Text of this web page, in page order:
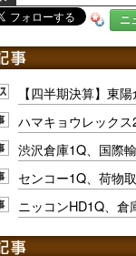
ニ
【四半期決算】東
ハマキョウレック
渋沢倉庫1Q、国際
センコー1Q、荷物
ニッコンHD1Q、倉